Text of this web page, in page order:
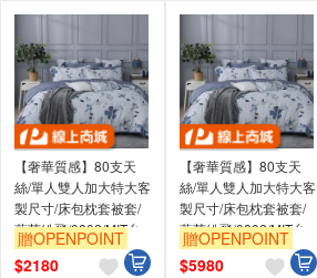
【奢華質感】80支天
絲/單人雙人加大特大客
製尺寸/床包枕套被套/
藍英紛飛/0802/MIT台
灣製
贈OPENPOINT
$2180
【奢華質感】80支天
絲/單人雙人加大特大客
製尺寸/床包枕套被套/
藍英紛飛/0802/MIT台
灣製
贈OPENPOINT
$5980